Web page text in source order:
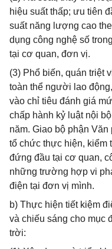
hiệu suất thấp; ưu tiên
suất năng lượng cao
dụng công nghệ số
tại cơ quan, đơn vị.
(3) Phổ biến, quán triệt
toàn thể người lao
vào chỉ tiêu đánh giá
chấp hành kỷ luật nội
năm. Giao bộ phận
tổ chức thực hiện, kiểm
đứng đầu tại cơ quan,
những trường hợp vi
điện tại đơn vị mình.
b) Thực hiện tiết kiệm
và chiếu sáng cho mục
trời: